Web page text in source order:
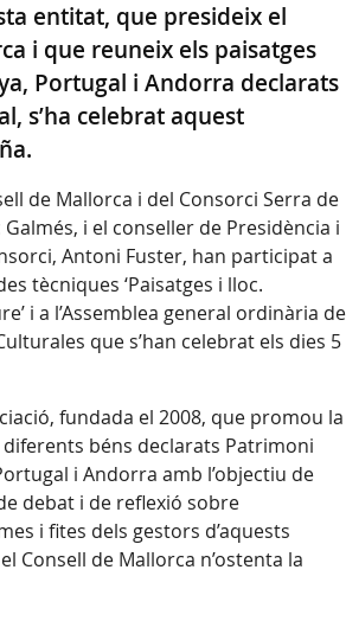
entitat, que presideix el
i que reuneix els paisatges
Portugal i Andorra declarats
s’ha celebrat aquest
de Mallorca i del Consorci Serra de
i el conseller de Presidència i
Antoni Fuster, han participat a
tècniques ‘Paisatges i lloc.
i a l’Assemblea general ordinària de
que s’han celebrat els dies 5
fundada el 2008, que promou la
béns declarats Patrimoni
i Andorra amb l’objectiu de
debat i de reflexió sobre
i fites dels gestors d’aquests
Consell de Mallorca n’ostenta la